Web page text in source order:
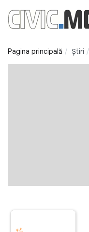
Pagina principală Știri